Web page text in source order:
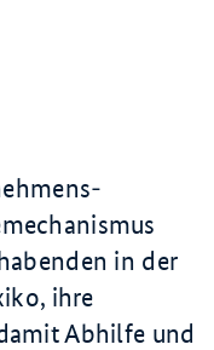
in der
ihre
Abhilfe und